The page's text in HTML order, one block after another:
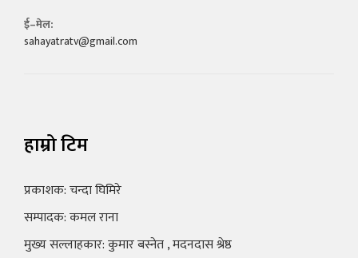
ई–मेल:
sahayatratv@gmail.com
हाम्रो टिम
प्रकाशक: चन्दा घिमिरे
सम्पादक: कमल राना
मुख्य सल्लाहकार: कुमार बस्नेत , मदनदास श्रेष्ठ